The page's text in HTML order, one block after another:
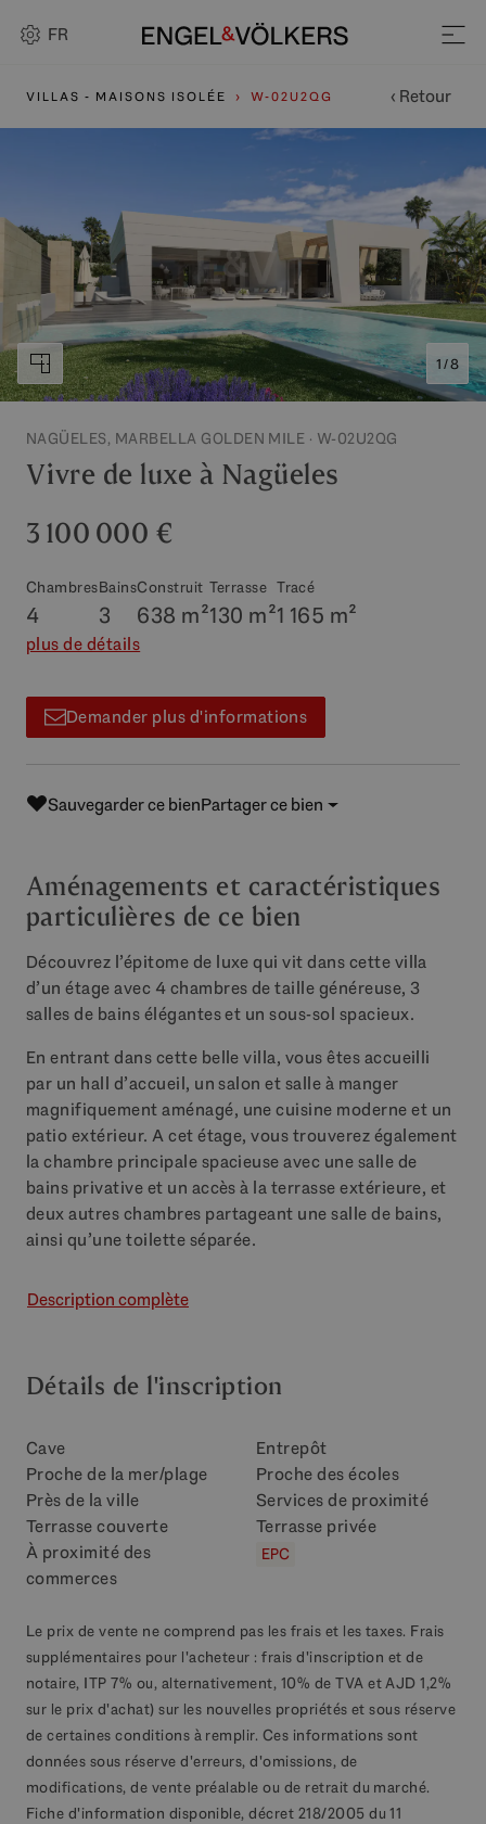
FR
VILLAS - MAISONS ISOLÉE W-02U2QG ‹ Retour
1 / 8
NAGÜELES, MARBELLA GOLDEN MILE · W-02U2QG
Vivre de luxe à Nagüeles
3 100 000 €
Chambres
4
Bains
3
Construit
638 m²
Terrasse
130 m²
Tracé
1 165 m²
plus de détails
Demander plus d'informations
Sauvegarder ce bienPartager ce bien
Aménagements et caractéristiques
particulières de ce bien
Découvrez l’épitome de luxe qui vit dans cette villa
d’un étage avec 4 chambres de taille généreuse, 3
salles de bains élégantes et un sous-sol spacieux.
En entrant dans cette belle villa, vous êtes accueilli
par un hall d’accueil, un salon et salle à manger
magnifiquement aménagé, une cuisine moderne et un
patio extérieur. A cet étage, vous trouverez également
la chambre principale spacieuse avec une salle de
bains privative et un accès à la terrasse extérieure, et
deux autres chambres partageant une salle de bains,
ainsi qu’une toilette séparée.
Description complète
Détails de l'inscription
Cave
Entrepôt
Proche de la mer/plage
Proche des écoles
Près de la ville
Services de proximité
Terrasse couverte
Terrasse privée
À proximité des
commerces
EPC
Le prix de vente ne comprend pas les frais et les taxes. Frais
supplémentaires pour l'acheteur : frais d'inscription et de
notaire, ITP 7% ou, alternativement, 10% de TVA et AJD 1,2%
sur le prix d'achat) sur les nouvelles propriétés et sous réserve
de certaines conditions à remplir. Ces informations sont
données sous réserve d'erreurs, d'omissions, de
modifications, de vente préalable ou de retrait du marché.
Fiche d'information disponible, décret 218/2005 du 11